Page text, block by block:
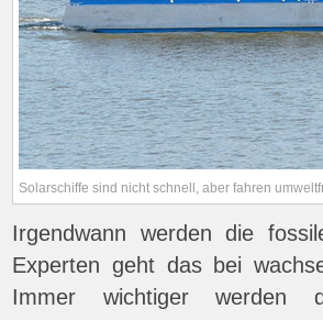
Solarschiffe sind nicht schnell, aber fahren
Irgendwann werden die
Experten geht das bei
Immer wichtiger werden